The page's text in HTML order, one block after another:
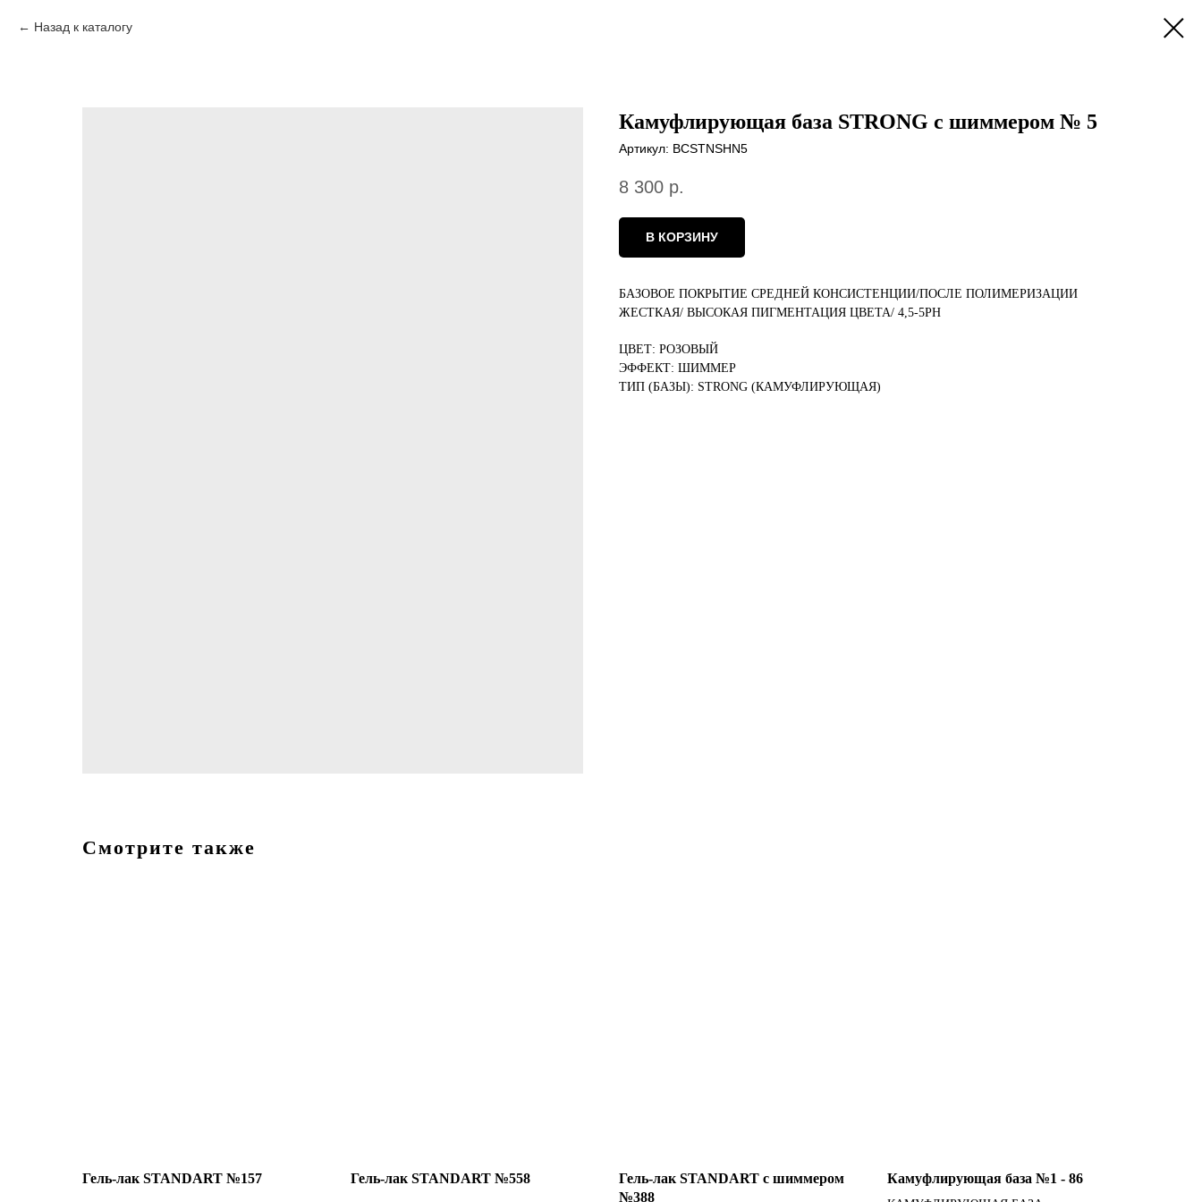
Назад к каталогу
Камуфлирующая база STRONG с шиммером № 5
Артикул: BCSTNSHN5
8 300 р.
В КОРЗИНУ
БАЗОВОЕ ПОКРЫТИЕ СРЕДНЕЙ КОНСИСТЕНЦИИ/ПОСЛЕ ПОЛИМЕРИЗАЦИИ
ЖЕСТКАЯ/ ВЫСОКАЯ ПИГМЕНТАЦИЯ ЦВЕТА/ 4,5-5PH
ЦВЕТ: РОЗОВЫЙ
ЭФФЕКТ: ШИММЕР
ТИП (БАЗЫ): STRONG (КАМУФЛИРУЮЩАЯ)
Смотрите также
Гель-лак STANDART №157 Гель-лак STANDART №558
Гель-лак STANDART с шиммером
№388
Камуфлирующая база №1 - 86